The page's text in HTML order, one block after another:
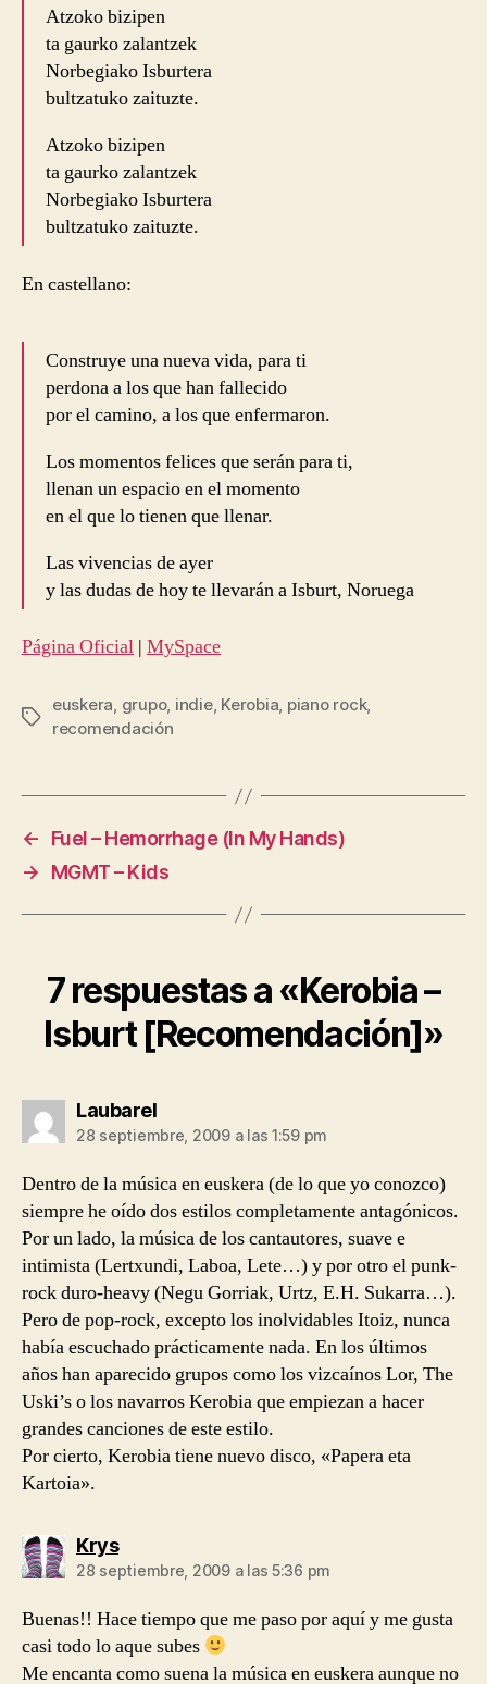
Atzoko bizipen
ta gaurko zalantzek
Norbegiako Isburtera
bultzatuko zaituzte.
Atzoko bizipen
ta gaurko zalantzek
Norbegiako Isburtera
bultzatuko zaituzte.
En castellano:
Construye una nueva vida, para ti
perdona a los que han fallecido
por el camino, a los que enfermaron.
Los momentos felices que serán para ti,
llenan un espacio en el momento
en el que lo tienen que llenar.
Las vivencias de ayer
y las dudas de hoy te llevarán a Isburt, Noruega
Página Oficial | MySpace
Etiquetas
euskera, grupo, indie, Kerobia, piano rock,
recomendación
←
Fuel – Hemorrhage (In My Hands)
→
MGMT – Kids
7 respuestas a «Kerobia –
Isburt [Recomendación]»
Laubareldice:
28 septiembre, 2009 a las 1:59 pm
Dentro de la música en euskera (de lo que yo conozco)
siempre he oído dos estilos completamente antagónicos.
Por un lado, la música de los cantautores, suave e
intimista (Lertxundi, Laboa, Lete…) y por otro el punk-
rock duro-heavy (Negu Gorriak, Urtz, E.H. Sukarra…).
Pero de pop-rock, excepto los inolvidables Itoiz, nunca
había escuchado prácticamente nada. En los últimos
años han aparecido grupos como los vizcaínos Lor, The
Uski’s o los navarros Kerobia que empiezan a hacer
grandes canciones de este estilo.
Por cierto, Kerobia tiene nuevo disco, «Papera eta
Kartoia».
Krysdice:
28 septiembre, 2009 a las 5:36 pm
Buenas!! Hace tiempo que me paso por aquí y me gusta
casi todo lo aque subes
Me encanta como suena la música en euskera aunque no